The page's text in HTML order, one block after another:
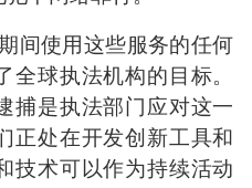
间使用这些服务的任何
全球执法机构的目标。
捕是执法部门应对这一
正处在开发创新工具和
技术可以作为持续活动